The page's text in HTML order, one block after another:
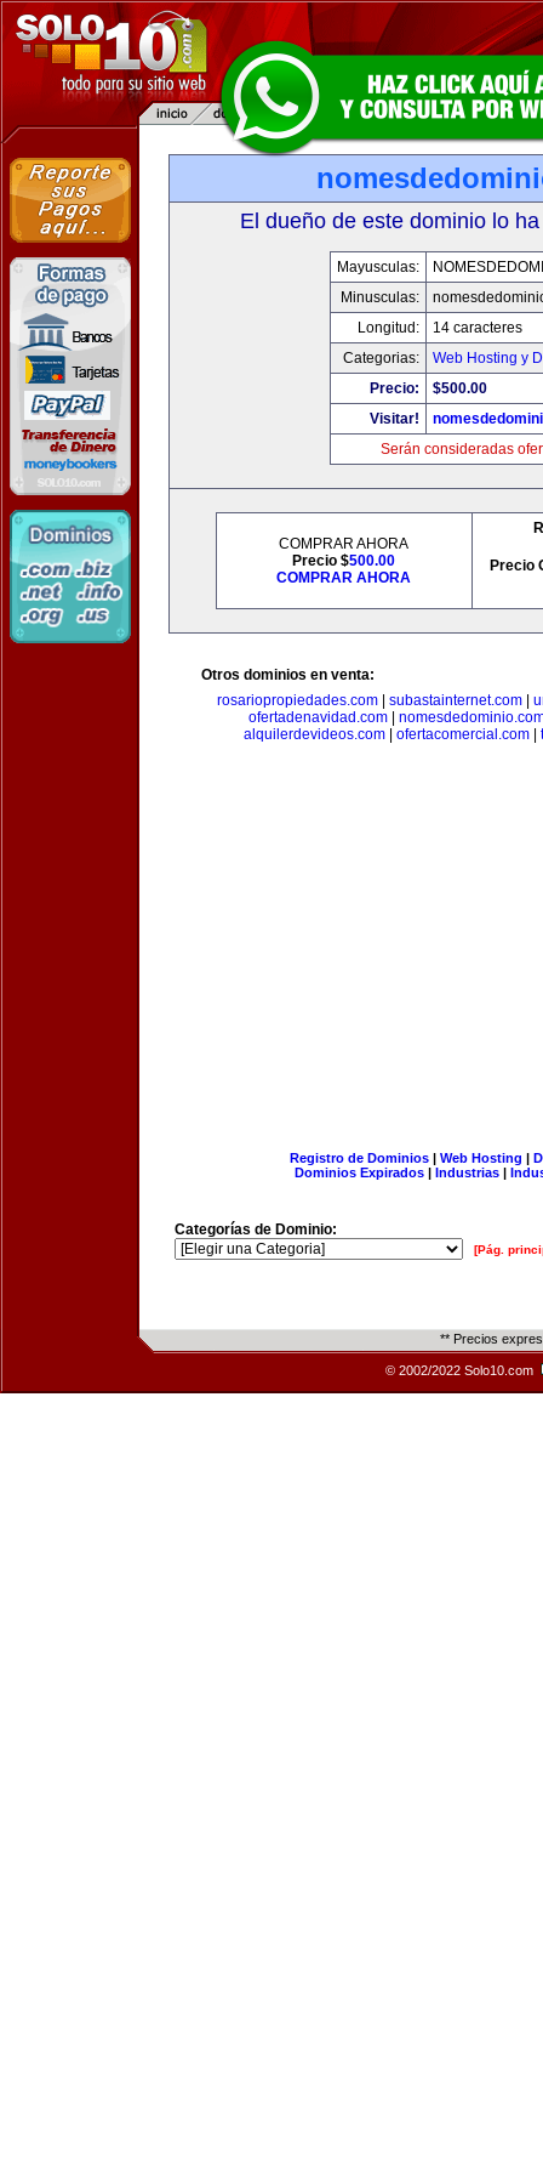
El dueño de este dominio lo
Mayusculas:
Minusculas:
Longitud:
14 caracteres
Categorias:
Web Hosting y
Precio:
$500.00
Visitar!
Serán consideradas
COMPRAR AHORA
Precio $500.00
COMPRAR AHORA
Precio
Otros dominios en venta:
rosariopropiedades.com| subastainternet.com|
ofertadenavidad.com|
alquilerdevideos.com
ofertacomercial.com
Registro de Dominios| Web Hosting |
Dominios Expirados | Industrias |
Categorías de Dominio:
[Pág.
** Precios
© 2002/2022 Solo10.com